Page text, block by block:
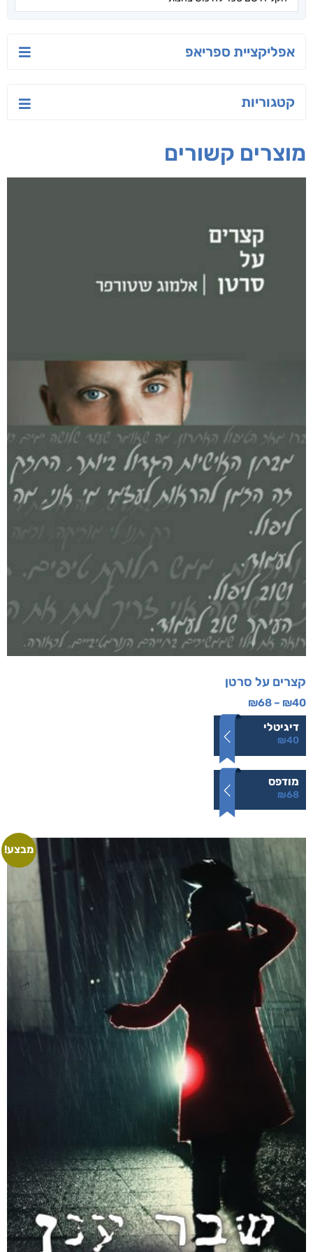
אפליקציית ספריאפ
קטגוריות
מוצרים קשורים
קצרים על סרטן
₪40
–
₪68
דיגיטלי
₪40
מודפס
₪68
מבצע!